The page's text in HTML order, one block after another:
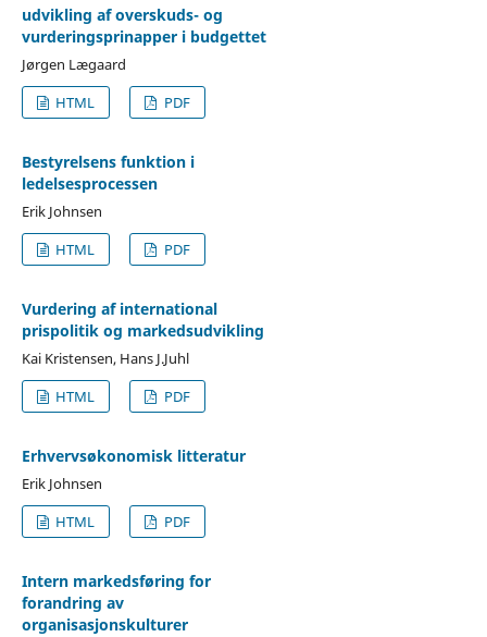
udvikling af overskuds- og
vurderingsprinapper i budgettet
Jørgen Lægaard
HTML
PDF
Bestyrelsens funktion i
ledelsesprocessen
Erik Johnsen
HTML
PDF
Vurdering af international
prispolitik og markedsudvikling
Kai Kristensen, Hans J.Juhl
HTML
PDF
Erhvervsøkonomisk litteratur
Erik Johnsen
HTML
PDF
Intern markedsføring for
forandring av
organisasjonskulturer